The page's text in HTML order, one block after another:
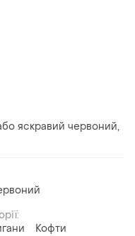
яскравий червоний,
Кофти